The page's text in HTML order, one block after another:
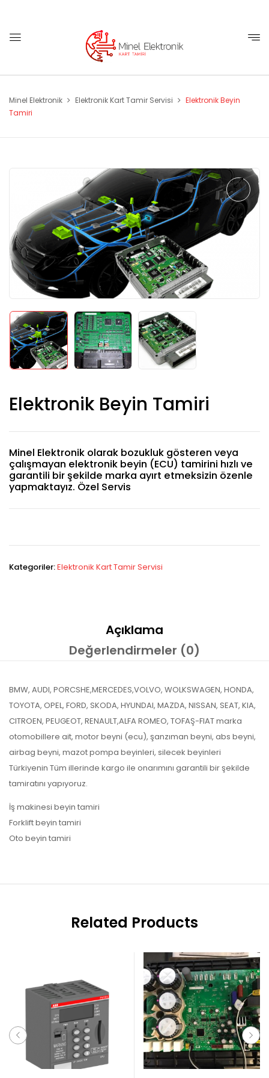
Minel Elektronik Elektronik Kart Tamir Servisi
Elektronik Beyin
Tamiri
Elektronik Beyin Tamiri
Minel Elektronik olarak bozukluk gösteren veya
çalışmayan elektronik beyin (ECU) tamirini hızlı ve
garantili bir şekilde marka ayırt etmeksizin özenle
yapmaktayız. Özel Servis
Kategoriler:Elektronik Kart Tamir Servisi
Açıklama
Değerlendirmeler (0)
BMW, AUDI, PORCSHE,MERCEDES,VOLVO, WOLKSWAGEN, HONDA,
TOYOTA, OPEL, FORD, SKODA, HYUNDAI, MAZDA, NISSAN, SEAT, KIA,
CITROEN, PEUGEOT, RENAULT,ALFA ROMEO, TOFAŞ-FIAT marka
otomobillere ait, motor beyni (ecu), şanzıman beyni, abs beyni,
airbag beyni, mazot pompa beyinleri, silecek beyinleri
Türkiyenin Tüm illerinde kargo ile onarımını garantili bir şekilde
tamiratını yapıyoruz.
İş makinesi beyin tamiri
Forklift beyin tamiri
Oto beyin tamiri
Related Products